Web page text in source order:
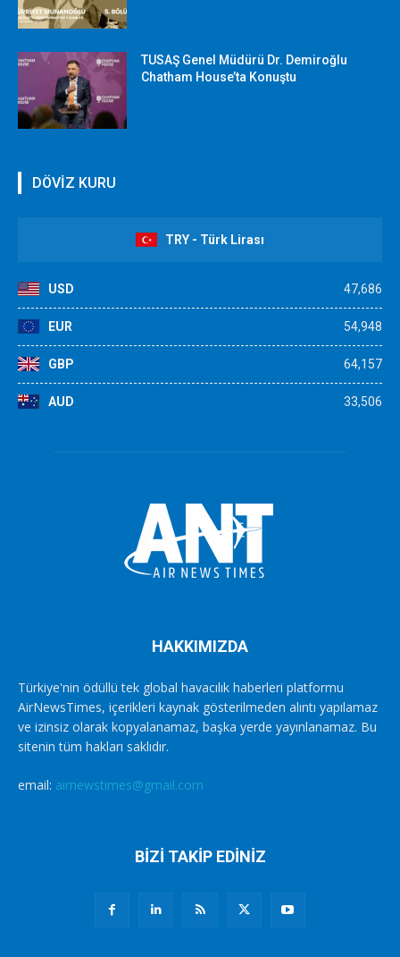
TUSAŞ Genel Müdürü Dr. Demiroğlu
Chatham House’ta Konuştu
DÖVİZ KURU
TRY - Türk Lirası
USD 47,686
EUR 54,948
GBP 64,157
AUD 33,506
HAKKIMIZDA
Türkiye'nin ödüllü tek global havacılık haberleri platformu
AirNewsTimes, içerikleri kaynak gösterilmeden alıntı yapılamaz
ve izinsiz olarak kopyalanamaz, başka yerde yayınlanamaz. Bu
sitenin tüm hakları saklıdır.
email: airnewstimes@gmail.com
BİZİ TAKİP EDİNİZ